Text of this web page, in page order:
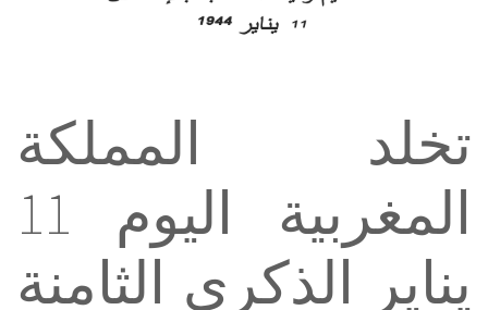
تخلد المملكة
المغربية اليوم 11
يناير الذكرى الثامنة